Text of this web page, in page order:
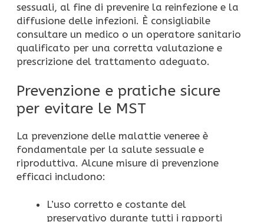
sessuali, al fine di prevenire la reinfezione e la
diffusione delle infezioni. È consigliabile
consultare un medico o un operatore sanitario
qualificato per una corretta valutazione e
prescrizione del trattamento adeguato.
Prevenzione e pratiche sicure
per evitare le MST
La prevenzione delle malattie veneree è
fondamentale per la salute sessuale e
riproduttiva. Alcune misure di prevenzione
efficaci includono:
L’uso corretto e costante del
preservativo durante tutti i rapporti